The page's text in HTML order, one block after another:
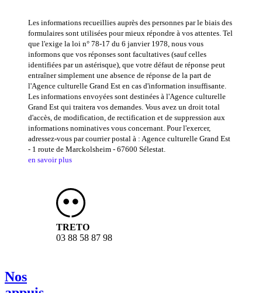
Les informations recueillies auprès des personnes par le biais des
formulaires sont utilisées pour mieux répondre à vos attentes. Tel
que l'exige la loi n° 78-17 du 6 janvier 1978, nous vous
informons que vos réponses sont facultatives (sauf celles
identifiées par un astérisque), que votre défaut de réponse peut
entraîner simplement une absence de réponse de la part de
l'Agence culturelle Grand Est en cas d'information insuffisante.
Les informations envoyées sont destinées à l'Agence culturelle
Grand Est qui traitera vos demandes. Vous avez un droit total
d'accès, de modification, de rectification et de suppression aux
informations nominatives vous concernant. Pour l'exercer,
adressez-vous par courrier postal à : Agence culturelle Grand Est
- 1 route de Marckolsheim - 67600 Sélestat.
en savoir plus
TRETO
03 88 58 87 98
Nos